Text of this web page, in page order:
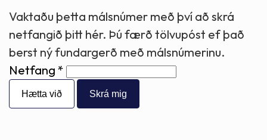
Leita
Vaktaðu þetta málsnúmer með því að skrá
netfangið þitt hér. Þú færð tölvupóst ef það
berst ný fundargerð með málsnúmerinu.
Netfang
Hætta við